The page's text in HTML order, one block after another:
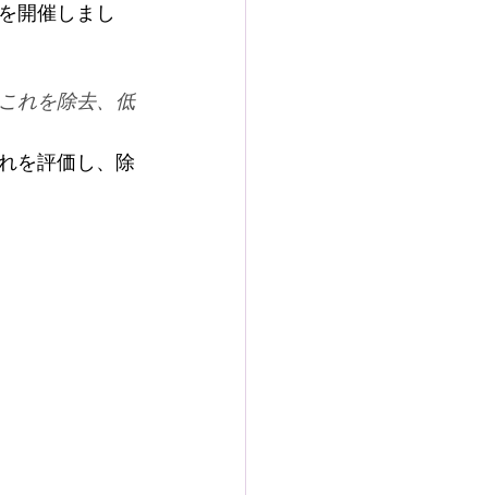
開催しまし
れを除去、低
を評価し、除